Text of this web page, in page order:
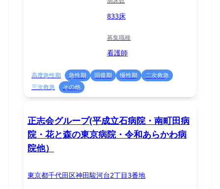
833床
募集職種
看護師
高度急性期 急性期 回復期 慢性期
二次救急
三次救急
その他
正志会グループ(平成立石病院・南町田病
院・花と森の東京病院・令和あらかわ病
院他）
東京都千代田区神田駿河台2丁目3番地